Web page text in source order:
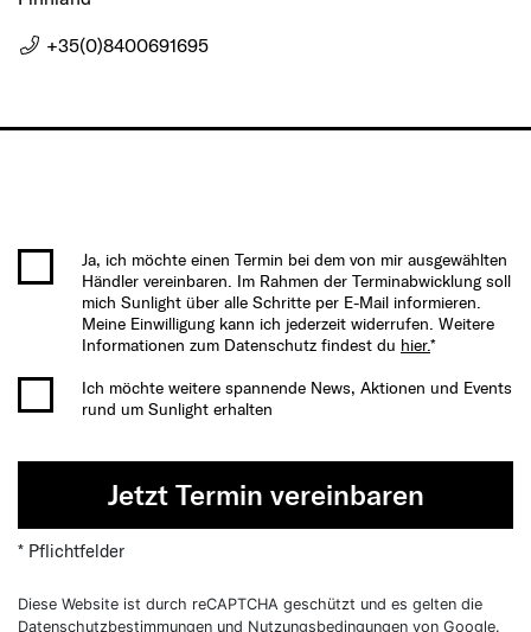
+35(0)8400691695
Ja, ich möchte einen Termin bei dem von mir ausgewählten
Händler vereinbaren. Im Rahmen der Terminabwicklung soll
mich Sunlight über alle Schritte per E-Mail informieren.
Meine Einwilligung kann ich jederzeit widerrufen. Weitere
Informationen zum Datenschutz findest du hier.*
Ich möchte weitere spannende News, Aktionen und Events
rund um Sunlight erhalten
Jetzt Termin vereinbaren
* Pflichtfelder
Diese Website ist durch reCAPTCHA geschützt und es gelten die
Datenschutzbestimmungen und Nutzungsbedingungen von Google.